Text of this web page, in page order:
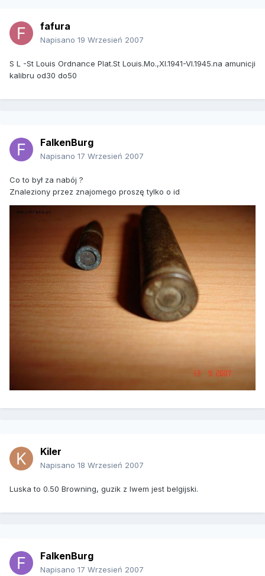
fafura
Napisano 19 Wrzesień 2007
S L -St Louis Ordnance Plat.St Louis.Mo.,XI.1941-VI.1945.na amunicji
kalibru od30 do50
FalkenBurg
Napisano 17 Wrzesień 2007
Co to był za nabój ?
Znaleziony przez znajomego proszę tylko o id
Kiler
Napisano 18 Wrzesień 2007
Luska to 0.50 Browning, guzik z lwem jest belgijski.
FalkenBurg
Napisano 17 Wrzesień 2007